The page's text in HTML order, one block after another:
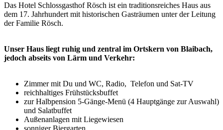
Das Hotel Schlossgasthof Rösch ist ein traditionsreiches Haus aus
dem 17. Jahrhundert mit historischen Gasträumen unter der Leitung
der Familie Rösch.
Unser Haus liegt ruhig und zentral im Ortskern von Blaibach,
jedoch abseits von Lärm und Verkehr:
Zimmer mit Du und WC, Radio, Telefon und Sat-TV
reichhaltiges Frühstücksbuffet
zur Halbpension 5-Gänge-Menü (4 Hauptgänge zur Auswahl)
und Salatbuffet
Außenanlagen mit Liegewiesen
sonniger Biergarten